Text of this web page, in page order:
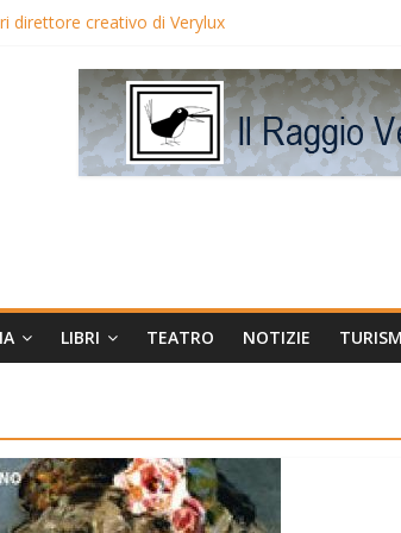
direttore creativo di Verylux
Edwards in proiezione per i LunedìLùmière
la regista Liliana Cavani e Tomas Milian
Avis
LIBRI TEATRO NOTIZIE